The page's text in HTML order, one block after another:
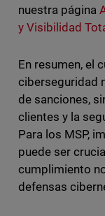
nuestra página
y Visibilidad
En resumen, el
ciberseguridad
de sanciones,
clientes y la
Para los MSP,
puede ser
cumplimiento
defensas